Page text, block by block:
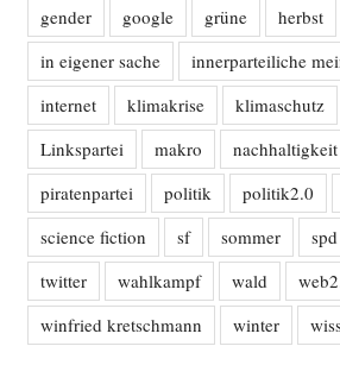
gender
google grüne herbst
in eigener sache
innerparteiliche
internet
klimakrise klimaschutz
Linkspartei
makro nachhaltigkeit
piratenpartei
politik politik2.0
science fiction
sf sommer spd
twitter
wahlkampf wald
winfried kretschmann
winter